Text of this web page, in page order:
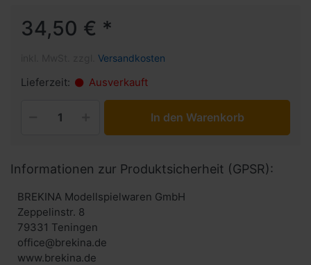
34,50 € *
Versandkosten
Lieferzeit: Ausverkauft
In den Warenkorb
Informationen zur Produktsicherheit (GPSR):
BREKINA Modellspielwaren GmbH
Zeppelinstr. 8
79331 Teningen
office@brekina.de
www.brekina.de